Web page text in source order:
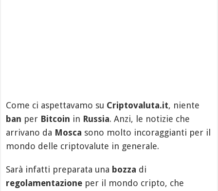
Come ci aspettavamo su Criptovaluta.it, niente
ban per Bitcoin in Russia. Anzi, le notizie che
arrivano da Mosca sono molto incoraggianti per il
mondo delle criptovalute in generale.
Sarà infatti preparata una bozza di
regolamentazione per il mondo cripto, che